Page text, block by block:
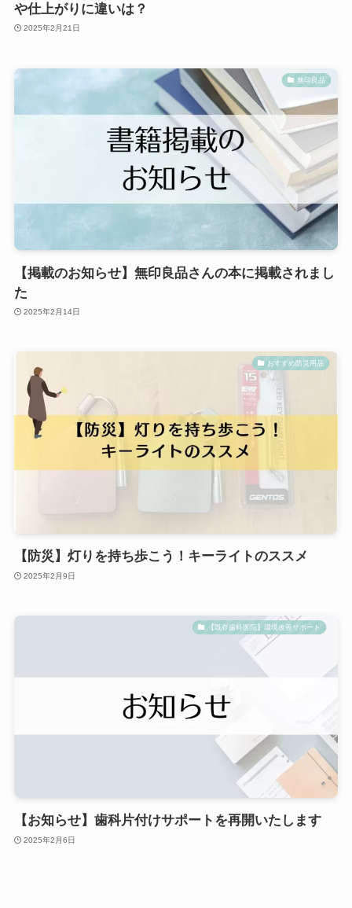
や仕上がりに違いは？
2025年2月21日
無印良品
【掲載のお知らせ】無印良品さんの本に掲載されまし
た
2025年2月14日
おすすめ防災用品
【防災】灯りを持ち歩こう！キーライトのススメ
2025年2月9日
【既存歯科医院】環境改善サポート
【お知らせ】歯科片付けサポートを再開いたします
2025年2月6日